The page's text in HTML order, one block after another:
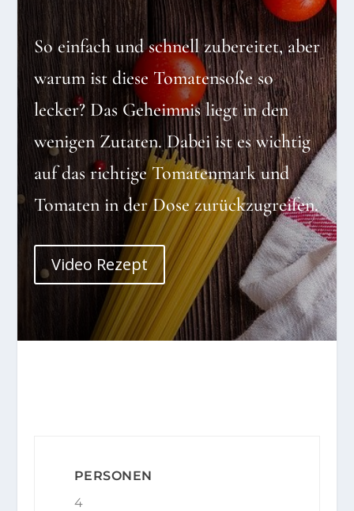
So einfach und schnell zubereitet, aber
warum ist diese Tomatensoße so
lecker? Das Geheimnis liegt in den
wenigen Zutaten. Dabei ist es wichtig
auf das richtige Tomatenmark und
Tomaten in der Dose zurückzugreifen.
Video Rezept
PERSONEN
4